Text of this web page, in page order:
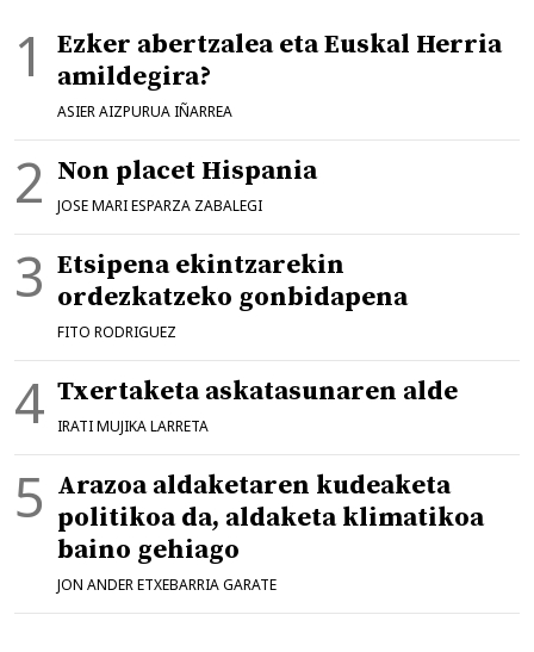
Ezker abertzalea eta Euskal Herria
amildegira?
ASIER AIZPURUA IÑARREA
Non placet Hispania
JOSE MARI ESPARZA ZABALEGI
Etsipena ekintzarekin
ordezkatzeko gonbidapena
FITO RODRIGUEZ
Txertaketa askatasunaren alde
IRATI MUJIKA LARRETA
Arazoa aldaketaren kudeaketa
politikoa da, aldaketa klimatikoa
baino gehiago
JON ANDER ETXEBARRIA GARATE